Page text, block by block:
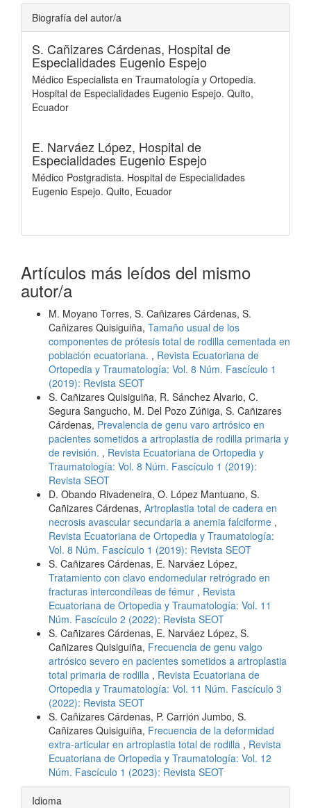
Biografía del autor/a
S. Cañizares Cárdenas, Hospital de
Especialidades Eugenio Espejo
Médico Especialista en Traumatología y Ortopedia.
Hospital de Especialidades Eugenio Espejo. Quito,
Ecuador
E. Narváez López, Hospital de
Especialidades Eugenio Espejo
Médico Postgradista. Hospital de Especialidades
Eugenio Espejo. Quito, Ecuador
Artículos más leídos del mismo
autor/a
M. Moyano Torres, S. Cañizares Cárdenas, S.
Cañizares Quisiguiña, Tamaño usual de los
componentes de prótesis total de rodilla cementada en
población ecuatoriana. , Revista Ecuatoriana de
Ortopedia y Traumatología: Vol. 8 Núm. Fascículo 1
(2019): Revista SEOT
S. Cañizares Quisiguiña, R. Sánchez Alvario, C.
Segura Sangucho, M. Del Pozo Zúñiga, S. Cañizares
Cárdenas, Prevalencia de genu varo artrósico en
pacientes sometidos a artroplastia de rodilla primaria y
de revisión. , Revista Ecuatoriana de Ortopedia y
Traumatología: Vol. 8 Núm. Fascículo 1 (2019):
Revista SEOT
D. Obando Rivadeneira, O. López Mantuano, S.
Cañizares Cárdenas, Artroplastia total de cadera en
necrosis avascular secundaria a anemia falciforme ,
Revista Ecuatoriana de Ortopedia y Traumatología:
Vol. 8 Núm. Fascículo 1 (2019): Revista SEOT
S. Cañizares Cárdenas, E. Narváez López,
Tratamiento con clavo endomedular retrógrado en
fracturas intercondíleas de fémur , Revista
Ecuatoriana de Ortopedia y Traumatología: Vol. 11
Núm. Fascículo 2 (2022): Revista SEOT
S. Cañizares Cárdenas, E. Narváez López, S.
Cañizares Quisiguiña, Frecuencia de genu valgo
artrósico severo en pacientes sometidos a artroplastia
total primaria de rodilla , Revista Ecuatoriana de
Ortopedia y Traumatología: Vol. 11 Núm. Fascículo 3
(2022): Revista SEOT
S. Cañizares Cárdenas, P. Carrión Jumbo, S.
Cañizares Quisiguiña, Frecuencia de la deformidad
extra-articular en artroplastia total de rodilla , Revista
Ecuatoriana de Ortopedia y Traumatología: Vol. 12
Núm. Fascículo 1 (2023): Revista SEOT
Idioma